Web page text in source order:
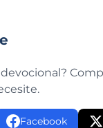
Facebook